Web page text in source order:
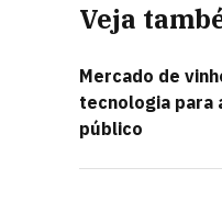
Veja
Mercado de
tecnologia para
público